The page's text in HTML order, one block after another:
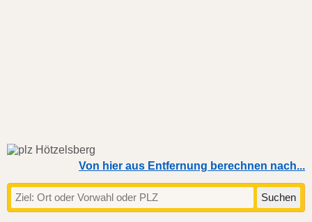
Von hier aus Entfernung berechnen nach...